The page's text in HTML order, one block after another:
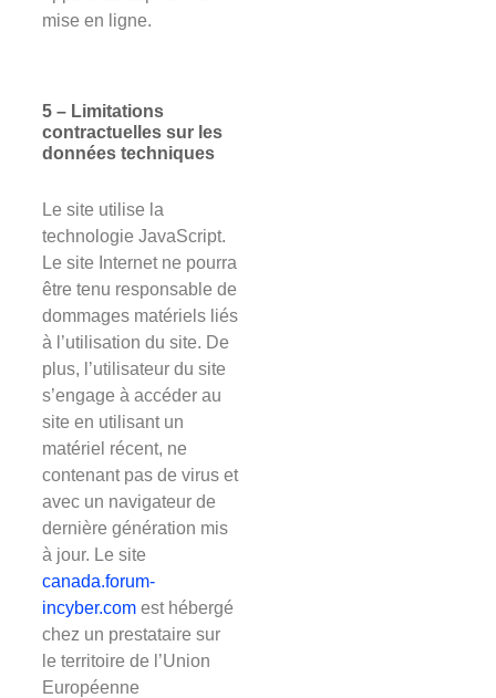
mise en ligne.
5 – Limitations
contractuelles sur les
données techniques
Le site utilise la
technologie JavaScript.
Le site Internet ne pourra
être tenu responsable de
dommages matériels liés
à l’utilisation du site. De
plus, l’utilisateur du site
s’engage à accéder au
site en utilisant un
matériel récent, ne
contenant pas de virus et
avec un navigateur de
dernière génération mis
à jour. Le site
canada.forum-
incyber.com est hébergé
chez un prestataire sur
le territoire de l’Union
Européenne